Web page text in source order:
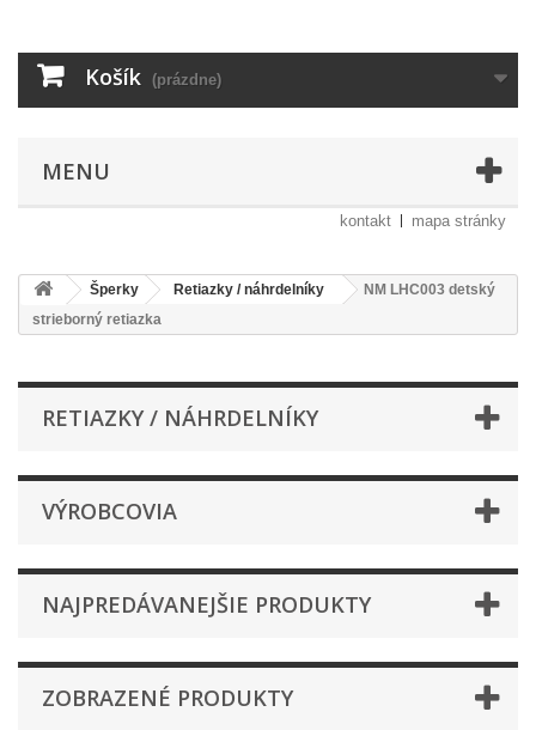
Košík (prázdne)
MENU
kontakt mapa stránky
Šperky Retiazky / náhrdelníky
NM LHC003 detský
strieborný retiazka
RETIAZKY / NÁHRDELNÍKY
VÝROBCOVIA
NAJPREDÁVANEJŠIE PRODUKTY
ZOBRAZENÉ PRODUKTY